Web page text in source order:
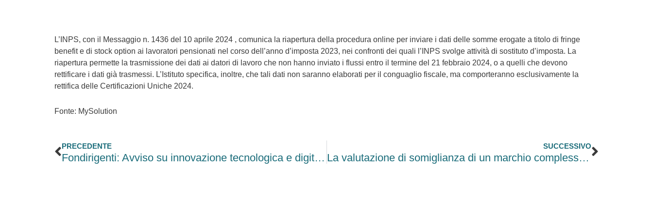
L’INPS, con il Messaggio n. 1436 del 10 aprile 2024 , comunica la riapertura della procedura online per inviare i dati delle somme erogate a titolo di fringe
benefit e di stock option ai lavoratori pensionati nel corso dell’anno d’imposta 2023, nei confronti dei quali l’INPS svolge attività di sostituto d’imposta. La
riapertura permette la trasmissione dei dati ai datori di lavoro che non hanno inviato i flussi entro il termine del 21 febbraio 2024, o a quelli che devono
rettificare i dati già trasmessi. L’Istituto specifica, inoltre, che tali dati non saranno elaborati per il conguaglio fiscale, ma comporteranno esclusivamente la
rettifica delle Certificazioni Uniche 2024.
Fonte: MySolution
Precedente
PRECEDENTE
Fondirigenti: Avviso su innovazione tecnologica e digitalizzazione delle imprese
SUCCESSIVO
La valutazione di somiglianza di un marchio complesso ad altri marchi